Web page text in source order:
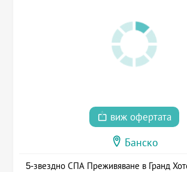
виж офертата
Банско
5-звездно СПА Преживяване в Гранд